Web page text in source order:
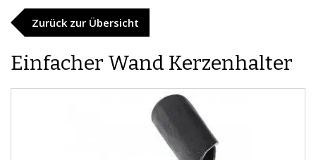
Zurück zur Übersicht
Einfacher Wand Kerzenhalter